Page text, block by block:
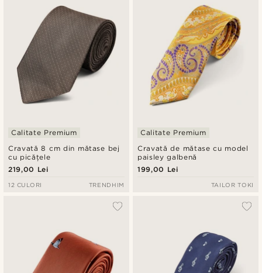
Cravată 8 cm din mătase bej
cu picățele
Calitate Premium
219,00 Lei
12 CULORI TRENDHIM
Cravată de mătase cu model
paisley galbenă
Calitate Premium
199,00 Lei
TAILOR TOKI